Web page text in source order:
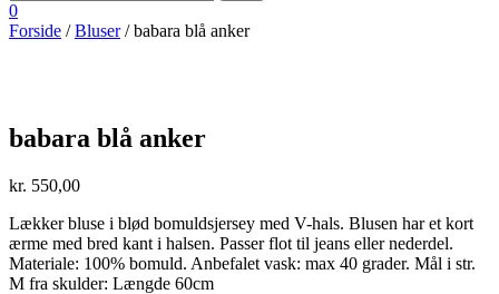
0
Forside /Bluser/ babara blå anker
babara blå anker
kr. 550,00
Lækker bluse i blød bomuldsjersey med V-hals. Blusen har et kort
ærme med bred kant i halsen. Passer flot til jeans eller nederdel.
Materiale: 100% bomuld. Anbefalet vask: max 40 grader. Mål i str.
M fra skulder: Længde 60cm